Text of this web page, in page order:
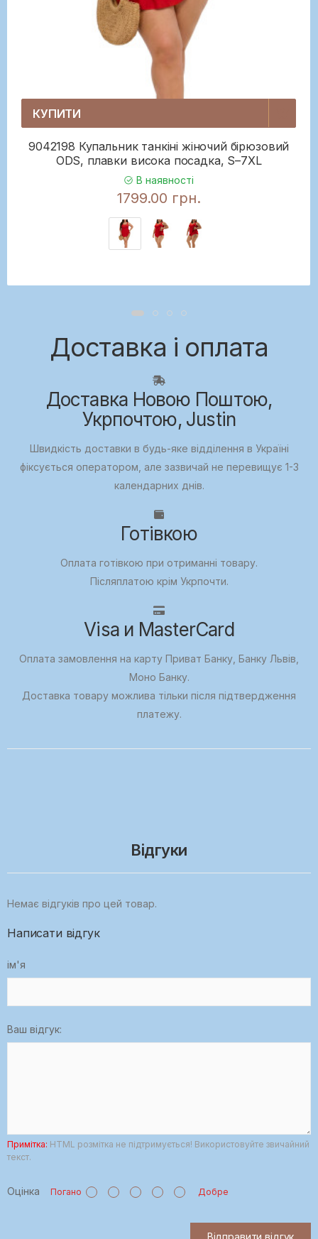
КУПИТИ
9042198 Купальник танкіні жіночий бірюзовий
ODS, плавки висока посадка, S–7XL
В наявності
1799.00 грн.
Доставка і оплата
Доставка Новою Поштою,
Укрпочтою, Justin
Швидкість доставки в будь-яке відділення в Україні
фіксується оператором, але зазвичай не перевищує 1-3
календарних днів.
Готівкою
Оплата готівкою при отриманні товару.
Післяплатою крім Укрпочти.
Visa и MasterCard
Оплата замовлення на карту Приват Банку, Банку Львів,
Моно Банку.
Доставка товару можлива тільки після підтвердження
платежу.
Відгуки
Немає відгуків про цей товар.
Написати відгук
ім'я
Ваш відгук:
Примітка: HTML розмітка не підтримується! Використовуйте звичайний
текст.
Оцінка Погано Добре